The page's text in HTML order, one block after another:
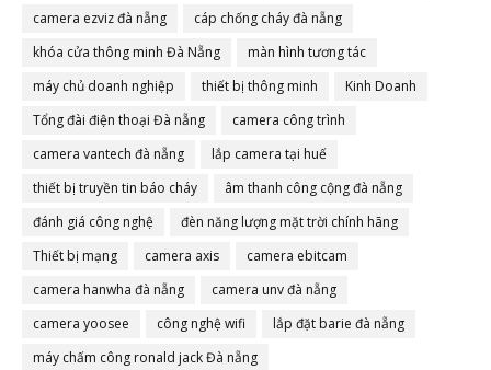
camera ezviz đà nẵng
cáp chống cháy đà nẵng
khóa cửa thông minh Đà Nẵng
màn hình tương tác
máy chủ doanh nghiệp
thiết bị thông minh
Kinh Doanh
Tổng đài điện thoại Đà nẵng
camera công trình
camera vantech đà nẵng
lắp camera tại huế
thiết bị truyền tin báo cháy
âm thanh công cộng đà nẵng
đánh giá công nghệ
đèn năng lượng mặt trời chính hãng
Thiết bị mạng
camera axis
camera ebitcam
camera hanwha đà nẵng
camera unv đà nẵng
camera yoosee
công nghệ wifi
lắp đặt barie đà nẵng
máy chấm công ronald jack Đà nẵng